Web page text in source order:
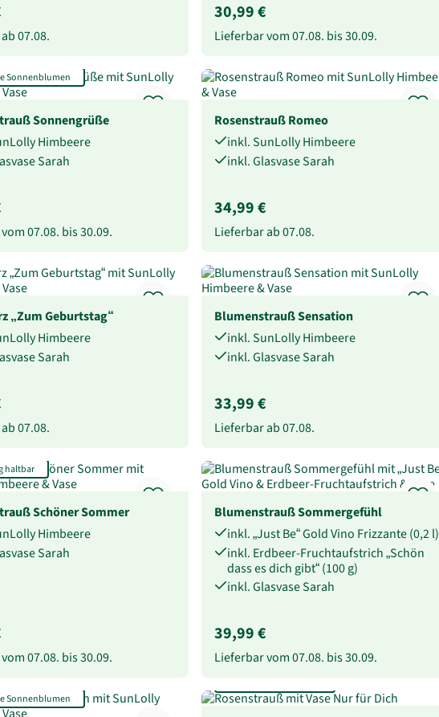
07.08.
30,99 €
Lieferbar vom07.08. bis30.09.
Sonnenblumen
Sonnengrüße
Himbeere
Sarah
07.08. bis30.09.
Rosenstrauß Romeo
inkl. SunLolly Himbeere
inkl. Glasvase Sarah
34,99 €
Lieferbar ab07.08.
„Zum Geburtstag“
Himbeere
Sarah
07.08.
Blumenstrauß Sensation
inkl. SunLolly Himbeere
inkl. Glasvase Sarah
33,99 €
Lieferbar ab07.08.
haltbar
Schöner Sommer
Himbeere
Sarah
07.08. bis30.09.
Blumenstrauß Sommergefühl
inkl. „Just Be“ Gold Vino Frizzante (0,2 l)
inkl. Erdbeer-Fruchtaufstrich „Schön
dass es dich gibt“ (100 g)
inkl. Glasvase Sarah
39,99 €
Lieferbar vom07.08. bis30.09.
Sonnenblumen